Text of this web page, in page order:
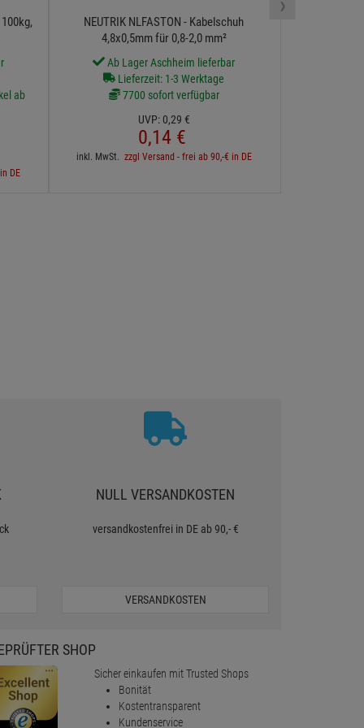
ab
DE
NEUTRIK NLFASTON - Kabelschuh
4,8x0,5mm für 0,8-2,0 mm²
Ab Lager Aschheim lieferbar
Lieferzeit: 1-3 Werktage
7700 sofort verfügbar
UVP: 0,29 €
0,14 €
inkl. MwSt. zzgl Versand - frei ab 90,-€ in DE
NULL VERSANDKOSTEN
versandkostenfrei in DE ab 90,- €
VERSANDKOSTEN
SHOP
Sicher einkaufen mit Trusted Shops
Bonität
Kostentransparent
Kundenservice